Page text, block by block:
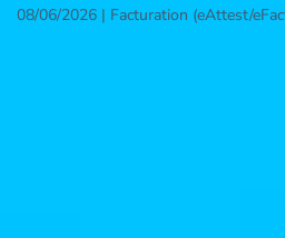
08/06/2026 | Facturation (eAttest/